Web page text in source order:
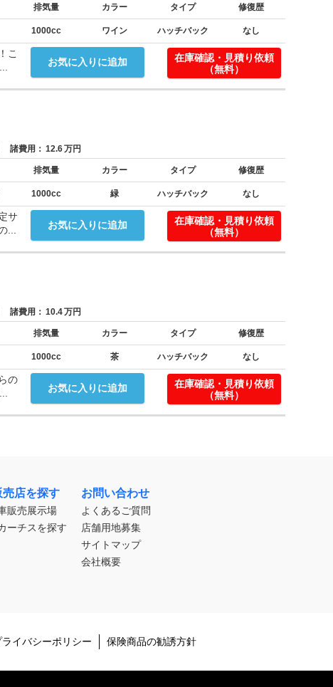
排気量 カラー タイプ 修復歴
1000cc ワイン ハッチバック なし
お気に入りに追加
こ
在庫確認・見積り依頼
（無料）
諸費用： 12.6万円
排気量 カラー タイプ 修復歴
1000cc 緑 ハッチバック なし
お気に入りに追加
サ
...
在庫確認・見積り依頼
（無料）
諸費用： 10.4万円
排気量 カラー タイプ 修復歴
1000cc 茶 ハッチバック なし
お気に入りに追加
の
在庫確認・見積り依頼
（無料）
売店を探す
販売展示場
ーチスを探す
お問い合わせ
よくあるご質問
店舗用地募集
サイトマップ
会社概要
ライバシーポリシー 保険商品の勧誘方針